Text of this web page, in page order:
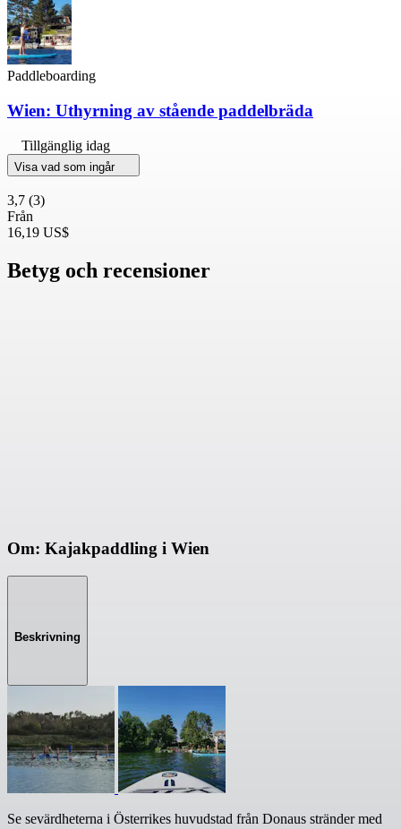
Paddleboarding
Wien: Uthyrning av stående paddelbräda
Tillgänglig idag
Visa vad som ingår
3,7 (3)
Från
16,19 US$
Betyg och recensioner
Om: Kajakpaddling i Wien
Beskrivning
Se sevärdheterna i Österrikes huvudstad från Donaus stränder med